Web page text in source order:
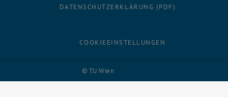
© TU Wien
DATENSCHUTZERKLÄRUNG (PDF)
COOKIEEINSTELLUNGEN